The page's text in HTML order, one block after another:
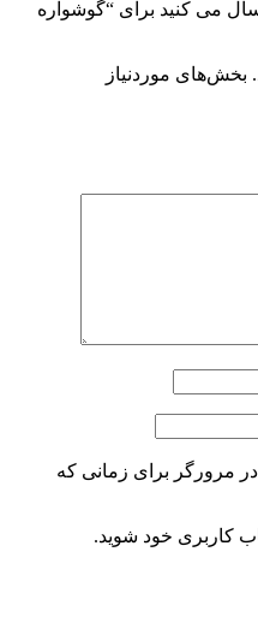
می کنید برای “گوشواره
بخش‌های موردنیاز
مرورگر برای زمانی که
کاربری خود شوید.